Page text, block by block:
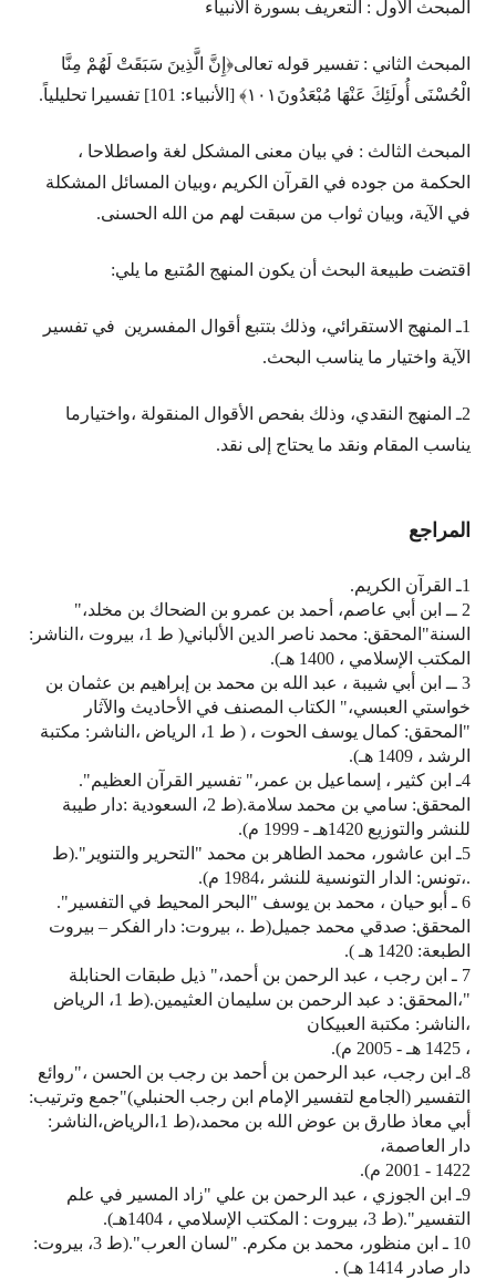
المبحث الأول : التعريف بسورة الأنبياء
المبحث الثاني : تفسير قوله تعالى﴿إِنَّ الَّذِينَ سَبَقَتْ لَهُمْ مِنَّا
الْحُسْنَى أُولَئِكَ عَنْهَا مُبْعَدُونَ١٠١﴾ [الأنبياء: 101] تفسيرا تحليلياً.
المبحث الثالث : في بيان معنى المشكل لغة واصطلاحا ،
الحكمة من جوده في القرآن الكريم ،وبيان المسائل المشكلة
في الآية، وبيان ثواب من سبقت لهم من الله الحسنى.
اقتضت طبيعة البحث أن يكون المنهج المُتبع ما يلي:
1ـ المنهج الاستقرائي، وذلك بتتبع أقوال المفسرين في تفسير
الآية واختيار ما يناسب البحث.
2ـ المنهج النقدي، وذلك بفحص الأقوال المنقولة ،واختيارما
يناسب المقام ونقد ما يحتاج إلى نقد.
المراجع
1ـ القرآن الكريم.
2 ــ ابن أبي عاصم، أحمد بن عمرو بن الضحاك بن مخلد،"
السنة"المحقق: محمد ناصر الدين الألباني( ط 1، بيروت ،الناشر:
المكتب الإسلامي ، 1400 هـ).
3 ــ ابن أبي شيبة ، عبد الله بن محمد بن إبراهيم بن عثمان بن
خواستي العبسي،" الكتاب المصنف في الأحاديث والآثار
"المحقق: كمال يوسف الحوت ، ( ط 1، الرياض ،الناشر: مكتبة
الرشد ، 1409 هـ).
4ـ ابن كثير ، إسماعيل بن عمر،" تفسير القرآن العظيم".
المحقق: سامي بن محمد سلامة.(ط 2، السعودية :دار طيبة
للنشر والتوزيع 1420هـ - 1999 م).
5ـ ابن عاشور، محمد الطاهر بن محمد "التحرير والتنوير".(ط
.،تونس: الدار التونسية للنشر ،1984 م).
6 ـ أبو حيان ، محمد بن يوسف "البحر المحيط في التفسير".
المحقق: صدقي محمد جميل(ط .، بيروت: دار الفكر – بيروت
الطبعة: 1420 هـ ).
7 ـ ابن رجب ، عبد الرحمن بن أحمد،" ذيل طبقات الحنابلة
"،المحقق: د عبد الرحمن بن سليمان العثيمين.(ط 1، الرياض
،الناشر: مكتبة العبيكان
، 1425 هـ - 2005 م).
8ـ ابن رجب، عبد الرحمن بن أحمد بن رجب بن الحسن ،"روائع
التفسير (الجامع لتفسير الإمام ابن رجب الحنبلي)"جمع وترتيب:
أبي معاذ طارق بن عوض الله بن محمد،(ط 1،الرياض،الناشر:
دار العاصمة،
1422 - 2001 م).
9ـ ابن الجوزي ، عبد الرحمن بن علي "زاد المسير في علم
التفسير".(ط 3، بيروت : المكتب الإسلامي ، 1404هـ).
10 ـ ابن منظور، محمد بن مكرم. "لسان العرب".(ط 3، بيروت:
دار صادر 1414 هـ) .